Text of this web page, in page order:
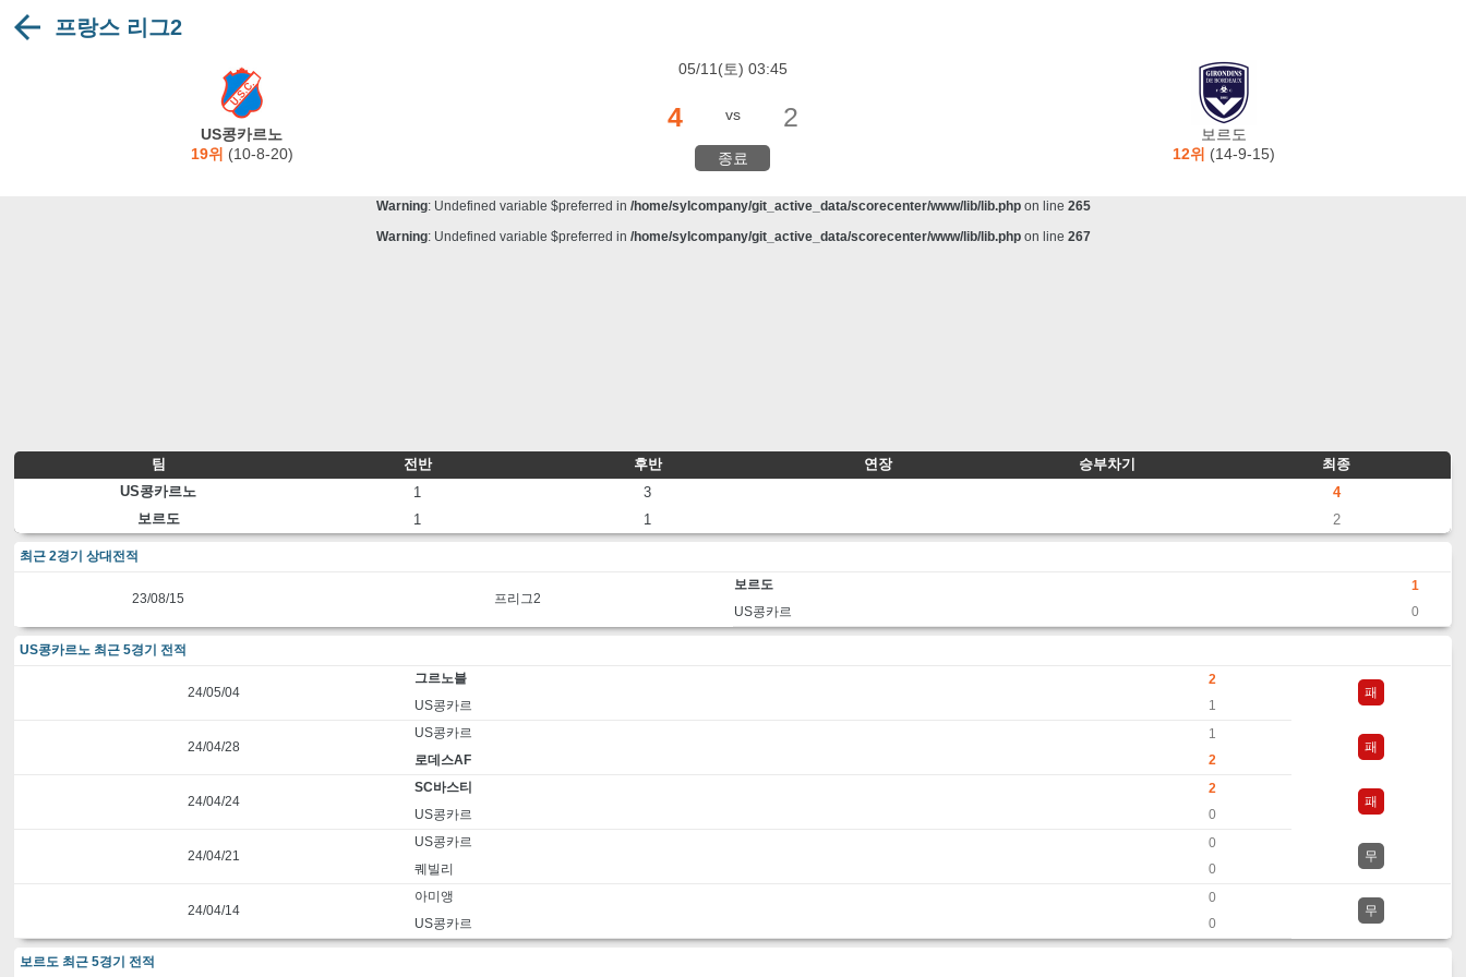
/home/sylcompany/git_active_data/scorecenter/www/lib/lib.php
/home/sylcompany/git_active_data/scorecenter/www/lib/lib.php
/home/sylcompany/git_active_data/scorecenter/www/lib/lib.php
Warning: Undefined variable $preferred in /home/sylcompany/git_active_data/scorecenter/www/lib/lib.phpon line 265
Warning: Undefined variable $preferred in /home/sylcompany/git_active_data/scorecenter/www/lib/lib.phpon line 267
프랑스 리그2
US콩카르노
19위 (10-8-20)
05/11(토) 03:45
4 vs 2
종료
보르도
12위 (14-9-15)
팀 전반 후반 연장 승부차기
최종
US콩카르노
1 3
4
보르도
1 1 2
최근 2경기 상대전적
23/08/15 프리그2
보르도
1
US콩카르
0
US콩카르노 최근 5경기 전적
24/05/04
그르노블
2
패
US콩카르
1
24/04/28
US콩카르
1
패
로데스AF
2
24/04/24
SC바스티
2
패
US콩카르
0
24/04/21
US콩카르
0
무
퀘빌리
0
24/04/14
아미앵
0
무
US콩카르
0
보르도 최근 5경기 전적